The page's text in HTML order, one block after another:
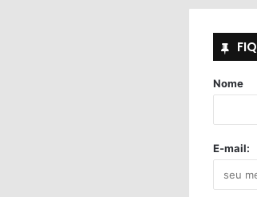
Nome
E-mail: